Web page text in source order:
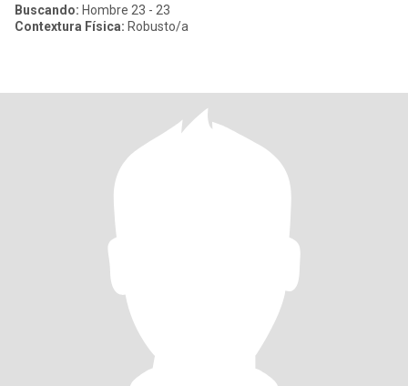
Buscando: Hombre 23 - 23
Contextura Física: Robusto/a